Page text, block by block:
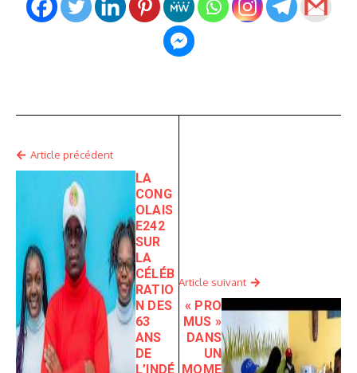
Article précédent
LA
CONG
OLAIS
E242
SUR
LA
CÉLÉB
RATIO
N DES
63
ANS
DE
L’INDÉ
Article suivant
« PRO
MUS »
DANS
UN
MOME